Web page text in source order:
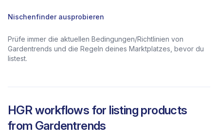
Nischenfinder ausprobieren
Prüfe immer die aktuellen Bedingungen/Richtlinien von
Gardentrends und die Regeln deines Marktplatzes, bevor du
listest.
HGR workflows for listing products
from Gardentrends